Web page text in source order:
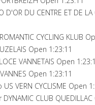
DU CENTRE ET DE LA
CYCLING KLUB
Open 1:23:11
VANNETAIS Open
Open 1:23:11
VERN CYCLISME Open
CLUB